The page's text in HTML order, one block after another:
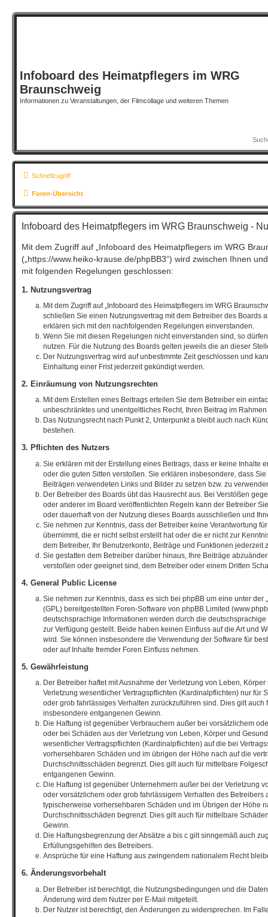
Infoboard des Heimatpflegers im WRG
Braunschweig
Informationen zu Veranstaltungen, der Filmcollage und weiteren Themen
Schnellzugriff
Foren-Übersicht
Infoboard des Heimatpflegers im WRG Braunschweig -
Mit dem Zugriff auf „Infoboard des Heimatpflegers im WRG
(„https://www.heiko-krause.de/phpBB3“) wird zwischen Ihnen
mit folgenden Regelungen geschlossen:
1. Nutzungsvertrag
Mit dem Zugriff auf „Infoboard des Heimatpflegers im WRG
schließen Sie einen Nutzungsvertrag mit dem Betreiber des Boards
erklären sich mit den nachfolgenden Regelungen einverstanden.
Wenn Sie mit diesen Regelungen nicht einverstanden sind, so
nutzen. Für die Nutzung des Boards gelten jeweils die an dieser
Der Nutzungsvertrag wird auf unbestimmte Zeit geschlossen und
Einhaltung einer Frist jederzeit gekündigt werden.
2. Einräumung von Nutzungsrechten
Mit dem Erstellen eines Beitrags erteilen Sie dem Betreiber ein
unbeschränktes und unentgeltliches Recht, Ihren Beitrag im
Das Nutzungsrecht nach Punkt 2, Unterpunkt a bleibt auch nach
bestehen.
3. Pflichten des Nutzers
Sie erklären mit der Erstellung eines Beitrags, dass er keine Inhalte
oder die guten Sitten verstoßen. Sie erklären insbesondere, dass
Beiträgen verwendeten Links und Bilder zu setzen bzw. zu
Der Betreiber des Boards übt das Hausrecht aus. Bei Verstößen
oder anderer im Board veröffentlichten Regeln kann der Betreiber
oder dauerhaft von der Nutzung dieses Boards ausschließen und
Sie nehmen zur Kenntnis, dass der Betreiber keine Verantwortung
übernimmt, die er nicht selbst erstellt hat oder die er nicht zur
dem Betreiber, Ihr Benutzerkonto, Beiträge und Funktionen jederzeit
Sie gestatten dem Betreiber darüber hinaus, Ihre Beiträge
verstoßen oder geeignet sind, dem Betreiber oder einem Dritten
4. General Public License
Sie nehmen zur Kenntnis, dass es sich bei phpBB um eine unter der „
(GPL) bereitgestellten Foren-Software von phpBB Limited
deutschsprachige Informationen werden durch die
zur Verfügung gestellt. Beide haben keinen Einfluss auf die Art und
wird. Sie können insbesondere die Verwendung der Software für
oder auf Inhalte fremder Foren Einfluss nehmen.
5. Gewährleistung
Der Betreiber haftet mit Ausnahme der Verletzung von Leben,
Verletzung wesentlicher Vertragspflichten (Kardinalpflichten) nur für
oder grob fahrlässiges Verhalten zurückzuführen sind. Dies gilt
insbesondere entgangenen Gewinn.
Die Haftung ist gegenüber Verbrauchern außer bei vorsätzlichem
oder bei Schäden aus der Verletzung von Leben, Körper und
wesentlicher Vertragspflichten (Kardinalpflichten) auf die bei
vorhersehbaren Schäden und im übrigen der Höhe nach auf die
Durchschnittsschäden begrenzt. Dies gilt auch für mittelbare
entgangenen Gewinn.
Die Haftung ist gegenüber Unternehmern außer bei der Verletzung
oder vorsätzlichem oder grob fahrlässigem Verhalten des Betreibers
typischerweise vorhersehbaren Schäden und im Übrigen der Höhe
Durchschnittsschäden begrenzt. Dies gilt auch für mittelbare
Gewinn.
Die Haftungsbegrenzung der Absätze a bis c gilt sinngemäß auch
Erfüllungsgehilfen des Betreibers.
Ansprüche für eine Haftung aus zwingendem nationalem Recht
6. Änderungsvorbehalt
Der Betreiber ist berechtigt, die Nutzungsbedingungen und die
Änderung wird dem Nutzer per E-Mail mitgeteilt.
Der Nutzer ist berechtigt, den Änderungen zu widersprechen. Im